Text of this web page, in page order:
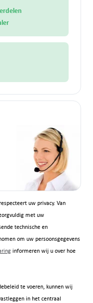
uw privacy. Van
met uw
technische en
om uw persoonsgegevens
informeren wij u over hoe
te voeren, kunnen wij
in het centraal